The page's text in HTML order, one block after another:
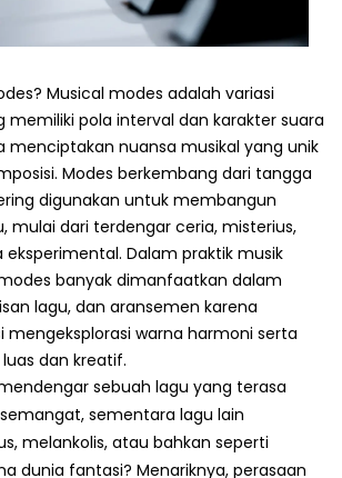
Musical modes adalah variasi
memiliki pola interval dan karakter suara
menciptakan nuansa musikal yang unik
Modes berkembang dari tangga
digunakan untuk membangun
dari terdengar ceria, misterius,
eksperimental. Dalam praktik musik
banyak dimanfaatkan dalam
lagu, dan aransemen karena
warna harmoni serta
dan kreatif.
sebuah lagu yang terasa
sementara lagu lain
melankolis, atau bahkan seperti
dunia fantasi? Menariknya, perasaan